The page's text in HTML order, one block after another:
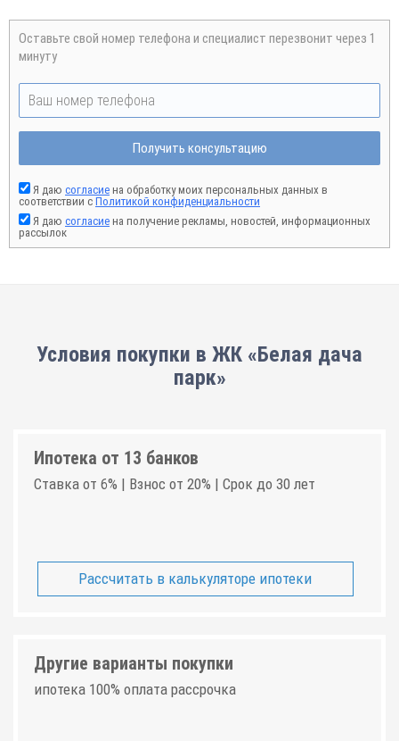
Оставьте свой номер телефона и специалист перезвонит через 1
минуту
Получить консультацию
Я даю согласие на обработку моих персональных данных в
соответствии с Политикой конфиденциальности
Я даю согласие на получение рекламы, новостей, информационных
рассылок
Условия покупки в ЖК «Белая дача
парк»
Ипотека от 13 банков
Ставка от 6% | Взнос от 20% | Срок до 30 лет
Рассчитать в калькуляторе ипотеки
Другие варианты покупки
ипотека 100% оплата рассрочка